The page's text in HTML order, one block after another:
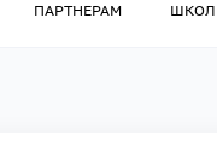
ПАРТНЕРАМ